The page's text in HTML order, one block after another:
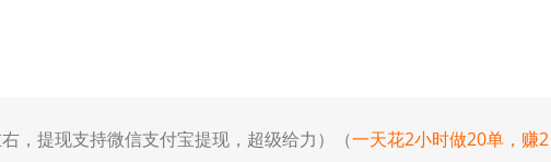
，提现支持微信支付宝提现，超级给力）（一天花2小时做20单，赚2